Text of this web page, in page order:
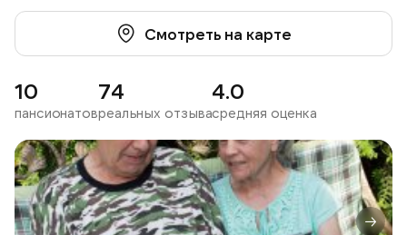
Смотреть на карте
10
пансионатов
74
реальных отзыва
4.0
средняя оценка